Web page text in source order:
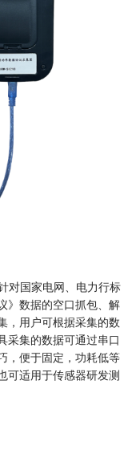
对国家电网、电力行标
》数据的空口抓包、解
，用户可根据采集的数
采集的数据可通过串口
，便于固定，功耗低等
可适用于传感器研发测